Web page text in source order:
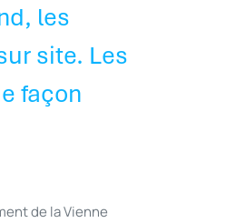
les
site. Les
façon
de la Vienne